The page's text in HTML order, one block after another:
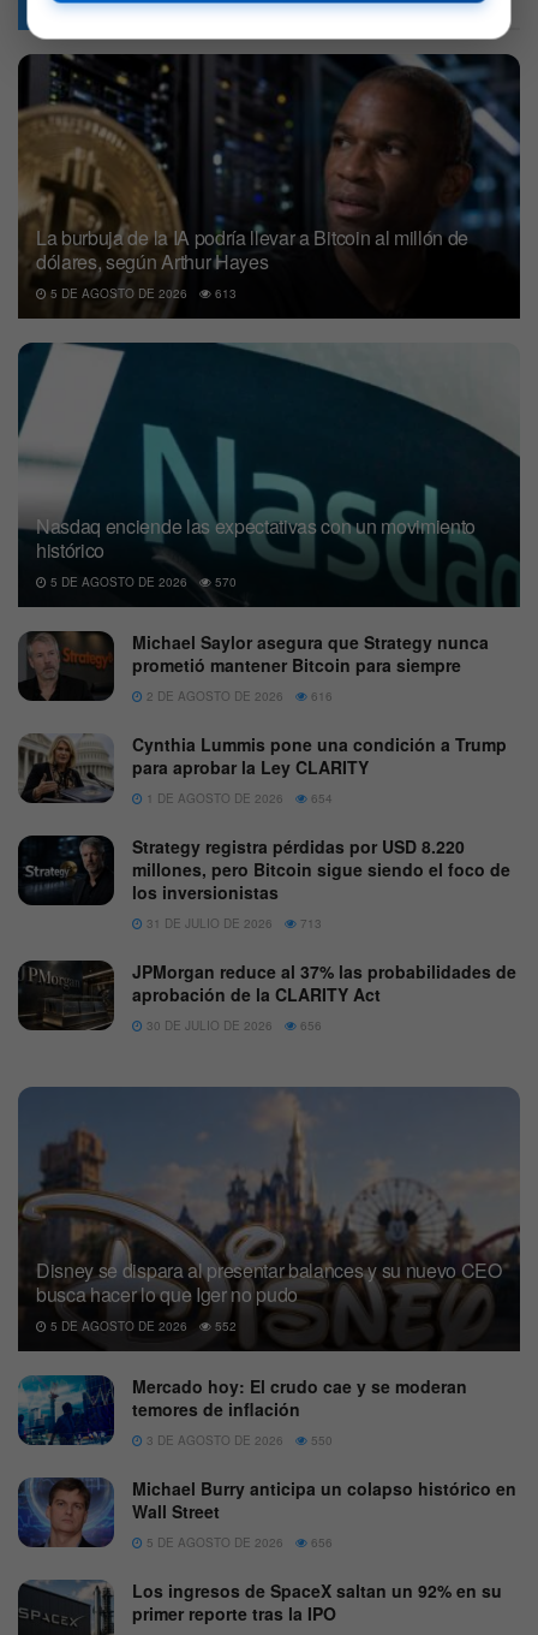
ArticulosRelacionados
La burbuja de la IA podría llevar a Bitcoin al millón de
dólares, según Arthur Hayes
5 DE AGOSTO DE 2026 613
Nasdaq enciende las expectativas con un movimiento
histórico
5 DE AGOSTO DE 2026 570
Michael Saylor asegura que Strategy nunca
prometió mantener Bitcoin para siempre
2 DE AGOSTO DE 2026 616
Cynthia Lummis pone una condición a Trump
para aprobar la Ley CLARITY
1 DE AGOSTO DE 2026 654
Strategy registra pérdidas por USD 8.220
millones, pero Bitcoin sigue siendo el foco de
los inversionistas
31 DE JULIO DE 2026 713
JPMorgan reduce al 37% las probabilidades de
aprobación de la CLARITY Act
30 DE JULIO DE 2026 656
Disney se dispara al presentar balances y su nuevo CEO
busca hacer lo que Iger no pudo
5 DE AGOSTO DE 2026 552
Mercado hoy: El crudo cae y se moderan
temores de inflación
3 DE AGOSTO DE 2026 550
Michael Burry anticipa un colapso histórico en
Wall Street
5 DE AGOSTO DE 2026 656
Los ingresos de SpaceX saltan un 92% en su
primer reporte tras la IPO